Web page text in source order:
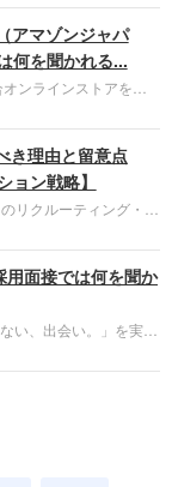
紹介します。今回はク
ームを提供する
ト・ジャパン）株式会
研究にご活用くださ
アマゾンジャパ
何を聞かれる...
ンラインストアを運
。中途採用面接では
ーダーシップの発揮、
人間性やカルチャーフ
期的に成長できる仲間
ます。
き理由と留意点
ョン戦略】
リクルーティング・パ
ミサイト「キャリコ
勧めするイチオシ企業
業研究にご活用くださ
用面接では何を聞か
い、出会い。」を実現
か、「人間性」も評価